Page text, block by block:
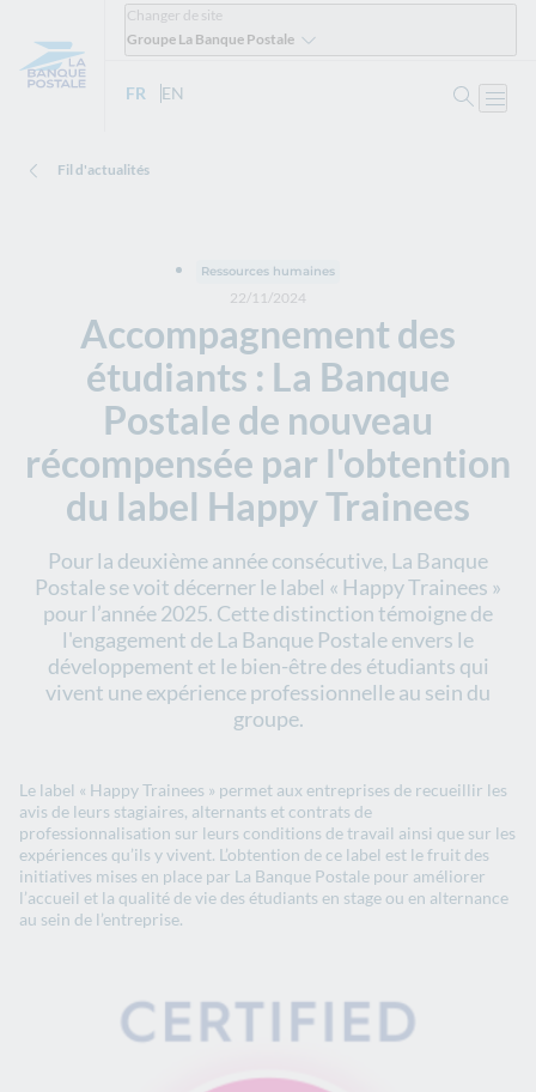
Changer de site
Groupe La Banque Postale
FR - Version française
EN
Fil d'actualités
Accompagnement des
étudiants : La Banque
Postale de nouveau
récompensée par l'obtention
du label Happy Trainees
22/11/2024
Ressources humaines
Pour la deuxième année consécutive, La Banque
Postale se voit décerner le label « Happy Trainees »
pour l’année 2025. Cette distinction témoigne de
l'engagement de La Banque Postale envers le
développement et le bien-être des étudiants qui
vivent une expérience professionnelle au sein du
groupe.
Le label « Happy Trainees » permet aux entreprises de recueillir les
avis de leurs stagiaires, alternants et contrats de
professionnalisation sur leurs conditions de travail ainsi que sur les
expériences qu’ils y vivent. L’obtention de ce label est le fruit des
initiatives mises en place par La Banque Postale pour améliorer
l’accueil et la qualité de vie des étudiants en stage ou en alternance
au sein de l’entreprise.